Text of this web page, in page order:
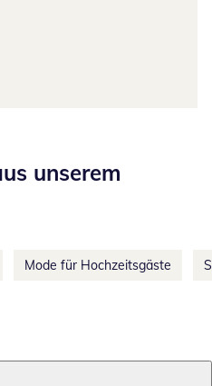
unserem
Mode für Hochzeitsgäste